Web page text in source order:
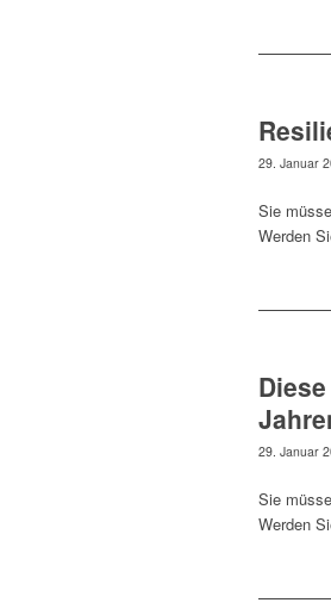
29. Januar
Sie
Werden
29. Januar
Sie
Werden